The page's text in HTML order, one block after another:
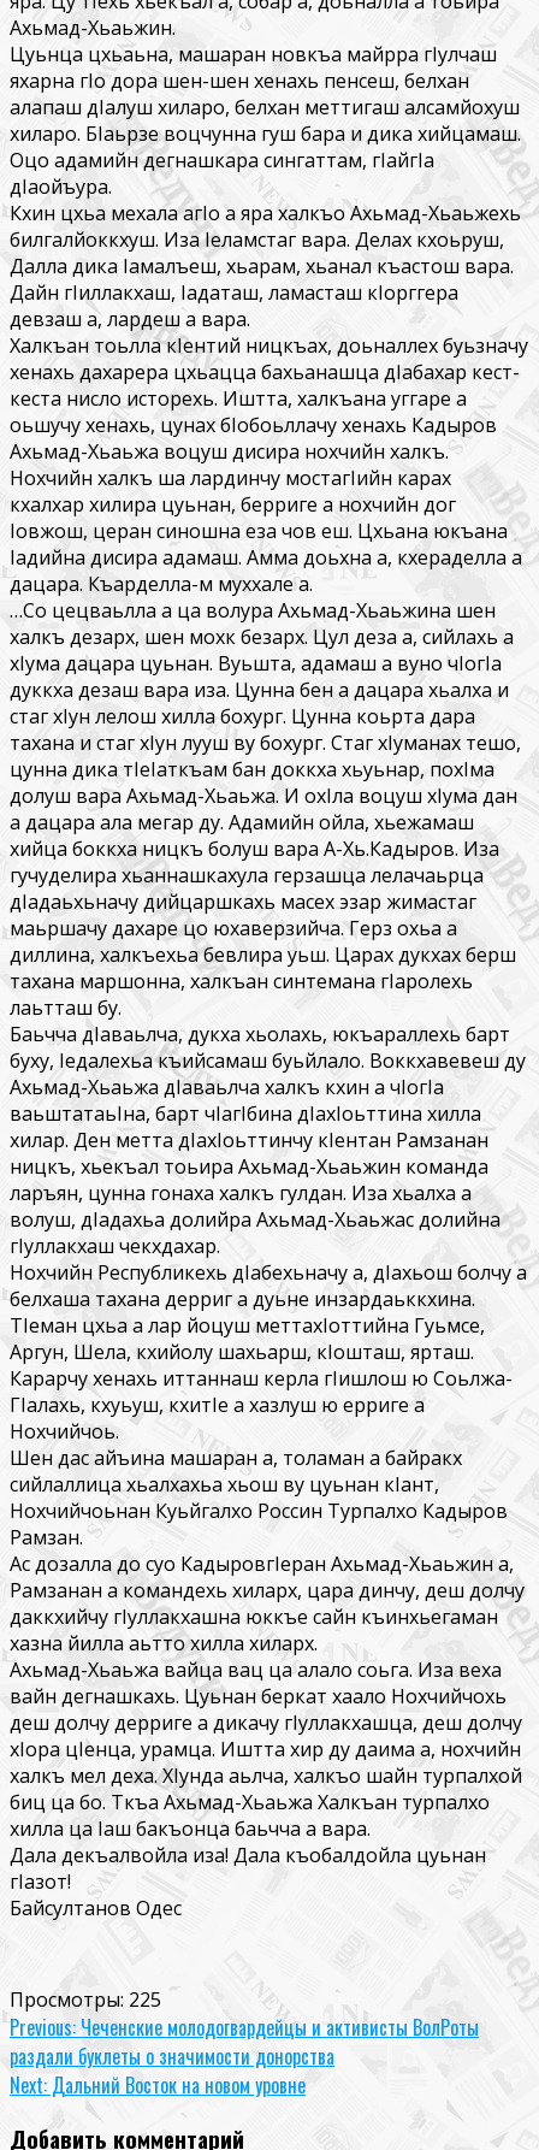
Ахьмад-Хьаьжин.
Цуьнца цхьаьна, машаран новкъа майрра гIулчаш
яхарна гIо дора шен-шен хенахь пенсеш, белхан
алапаш дIалуш хиларо, белхан меттигаш алсамйохуш
хиларо. БIаьрзе воцчунна гуш бара и дика хийцамаш.
Оцо адамийн дегнашкара сингаттам, гIайгIа
дIаойъура.
Кхин цхьа мехала агIо а яра халкъо Ахьмад-Хьаьжехь
билгалйоккхуш. Иза Iеламстаг вара. Делах кхоьруш,
Далла дика Iамалъеш, хьарам, хьанал къастош вара.
Дайн гIиллакхаш, Iадаташ, ламасташ кIорггера
девзаш а, лардеш а вара.
Халкъан тоьлла кIентий ницкъах, доьналлех буьзначу
хенахь дахарера цхьацца бахьанашца дIабахар кест-
кеста нисло исторехь. Иштта, халкъана уггаре а
оьшучу хенахь, цунах бIобоьллачу хенахь Кадыров
Ахьмад-Хьаьжа воцуш дисира нохчийн халкъ.
Нохчийн халкъ ша лардинчу мостагIийн карах
кхалхар хилира цуьнан, берриге а нохчийн дог
Iовжош, церан синошна еза чов еш. Цхьана юкъана
Iадийна дисира адамаш. Амма доьхна а, кхераделла а
дацара. Къарделла-м муххале а.
…Со цецваьлла а ца волура Ахьмад-Хьаьжина шен
халкъ дезарх, шен мохк безарх. Цул деза а, сийлахь а
хIума дацара цуьнан. Вуьшта, адамаш а вуно чIогIа
дуккха дезаш вара иза. Цунна бен а дацара хьалха и
стаг хIун лелош хилла бохург. Цунна коьрта дара
тахана и стаг хIун лууш ву бохург. Стаг хIуманах тешо,
цунна дика тIеIаткъам бан доккха хьуьнар, похIма
долуш вара Ахьмад-Хьаьжа. И охIла воцуш хIума дан
а дацара ала мегар ду. Адамийн ойла, хьежамаш
хийца боккха ницкъ болуш вара А-Хь.Кадыров. Иза
гучуделира хьаннашкахула герзашца лелачаьрца
дIадаьхьначу дийцаршкахь масех эзар жимастаг
маьршачу дахаре цо юхаверзийча. Герз охьа а
диллина, халкъехьа бевлира уьш. Царах дукхах берш
тахана маршонна, халкъан синтемана гIаролехь
лаьтташ бу.
Баьчча дIаваьлча, дукха хьолахь, юкъараллехь барт
буху, Iедалехьа къийсамаш буьйлало. Воккхавевеш ду
Ахьмад-Хьаьжа дIаваьлча халкъ кхин а чIогIа
ваьштатаьIна, барт чIагIбина дIахIоьттина хилла
хилар. Ден метта дIахIоьттинчу кIентан Рамзанан
ницкъ, хьекъал тоьира Ахьмад-Хьаьжин команда
ларъян, цунна гонаха халкъ гулдан. Иза хьалха а
волуш, дIадахьа долийра Ахьмад-Хьаьжас долийна
гIуллакхаш чекхдахар.
Нохчийн Республикехь дIабехьначу а, дIахьош болчу а
белхаша тахана дерриг а дуьне инзардаьккхина.
ТIеман цхьа а лар йоцуш меттахIоттийна Гуьмсе,
Аргун, Шела, кхийолу шахьарш, кIошташ, ярташ.
Карарчу хенахь иттаннаш керла гIишлош ю Соьлжа-
ГIалахь, кхуьуш, кхитIе а хазлуш ю ерриге а
Нохчийчоь.
Шен дас айъина машаран а, толаман а байракх
сийлаллица хьалхахьа хьош ву цуьнан кIант,
Нохчийчоьнан Куьйгалхо Россин Турпалхо Кадыров
Рамзан.
Ас дозалла до суо КадыровгIеран Ахьмад-Хьаьжин а,
Рамзанан а командехь хиларх, цара динчу, деш долчу
даккхийчу гIуллакхашна юккъе сайн къинхьегаман
хазна йилла аьтто хилла хиларх.
Ахьмад-Хьаьжа вайца вац ца алало соьга. Иза веха
вайн дегнашкахь. Цуьнан беркат хаало Нохчийчохь
деш долчу дерриге а дикачу гIуллакхашца, деш долчу
хIора цIенца, урамца. Иштта хир ду даима а, нохчийн
халкъ мел деха. ХIунда аьлча, халкъо шайн турпалхой
биц ца бо. Ткъа Ахьмад-Хьаьжа Халкъан турпалхо
хилла ца Iаш бакъонца баьчча а вара.
Дала декъалвойла иза! Дала къобалдойла цуьнан
гIазот!
Байсултанов Одес
Просмотры: 225
Continue
Reading
Previous: Чеченские молодогвардейцы и активисты ВолРоты
раздали буклеты о значимости донорства
Next: Дальний Восток на новом уровне
Добавить комментарий